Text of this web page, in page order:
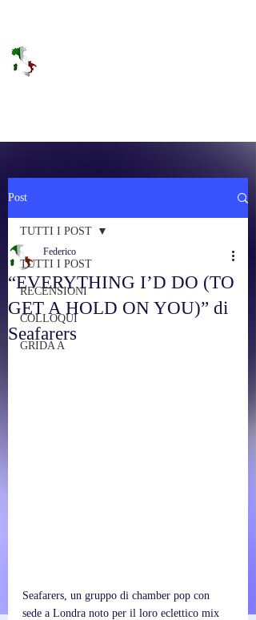
Post
TUTTI I POST
RECENSIONI
COLLOQUI
GRIDA A
TUTTI I POST
“EVERYTHING I’D DO (TO
GET A HOLD ON YOU)” di
Seafarers
Federico
Seafarers, un gruppo di chamber pop con
sede a Londra noto per il loro eclettico mix